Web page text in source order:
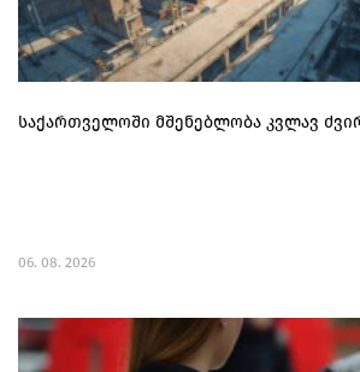
საქართველოში მშენებლობა კვლავ
06. 08. 2026